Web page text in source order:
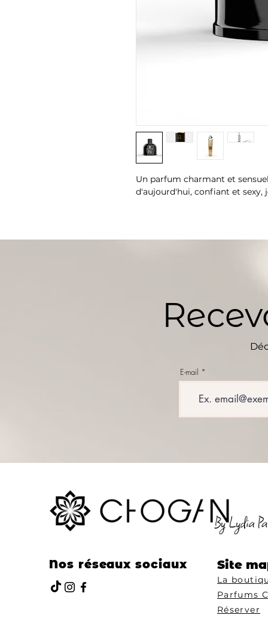
Un parfum charmant et
d'aujourd'hui, confiant et sexy,
Dans les notes de cœur, c'est
Famille olfactive : Boisé
E-mail
Nos réseaux sociaux Site
La
Parfums
Réserver